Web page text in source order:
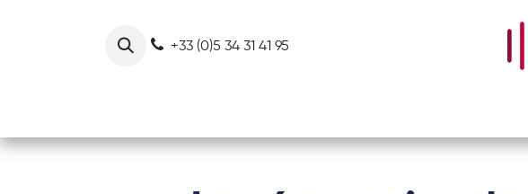
+33 (0)5 34 31 41 95